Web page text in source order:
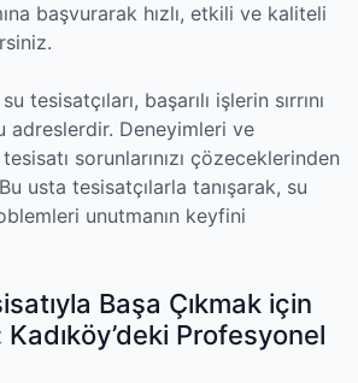
başvurarak hızlı, etkili ve kaliteli
tesisatçıları, başarılı işlerin sırrını
adreslerdir. Deneyimleri ve
sorunlarınızı çözeceklerinden
usta tesisatçılarla tanışarak, su
unutmanın keyfini
Başa Çıkmak için
Profesyonel